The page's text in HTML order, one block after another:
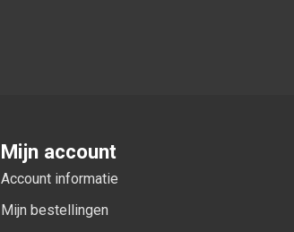
Mijn account
Account informatie
Mijn bestellingen